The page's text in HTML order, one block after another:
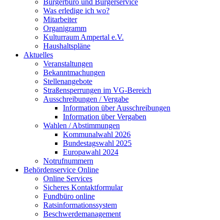
Bürgerbüro und Bürgerservice
Was erledige ich wo?
Mitarbeiter
Organigramm
Kulturraum Ampertal e.V.
Haushaltspläne
Aktuelles
Veranstaltungen
Bekanntmachungen
Stellenangebote
Straßensperrungen im VG-Bereich
Ausschreibungen / Vergabe
Information über Ausschreibungen
Information über Vergaben
Wahlen / Abstimmungen
Kommunalwahl 2026
Bundestagswahl 2025
Europawahl 2024
Notrufnummern
Behördenservice Online
Online Services
Sicheres Kontaktformular
Fundbüro online
Ratsinformationssystem
Beschwerdemanagement